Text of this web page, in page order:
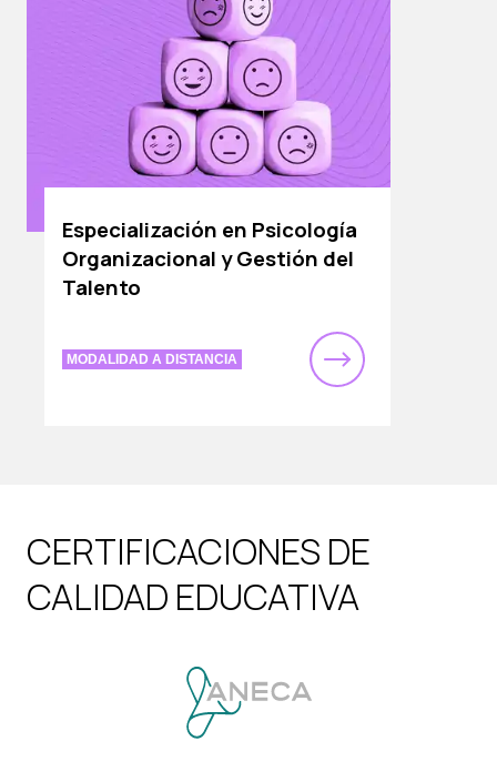
Especialización en Psicología
Organizacional y Gestión del
Talento
MODALIDAD A DISTANCIA
CERTIFICACIONES DE
CALIDAD EDUCATIVA